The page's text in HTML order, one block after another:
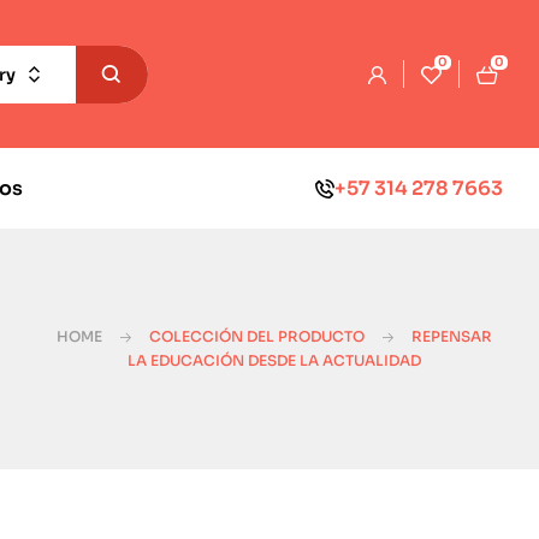
0 0
+57 314 278 7663
HOME COLECCIÓN DEL PRODUCTO
REPENSAR
LA EDUCACIÓN DESDE LA ACTUALIDAD